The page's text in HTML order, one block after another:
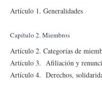
Artículo 1. Generalidades
Capítulo 2. Miembros
Artículo 2. Categorías de
Artículo 3. Afiliación y
Artículo 4. Derechos,